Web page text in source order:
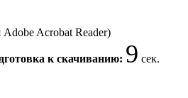
Adobe Acrobat Reader)
к скачиванию: 9 сек.